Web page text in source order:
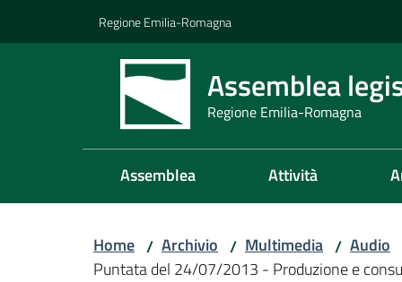
Regione Emilia-Romagna
Assemblea
Regione Emilia-Romagna
Assemblea Attività
Home / Archivio / Multimedia / Audio
Puntata del 24/07/2013 - Produzione e